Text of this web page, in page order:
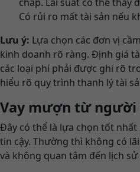
Có rủi ro mất tài sản nếu
Lưu ý: Lựa chọn các đơn vị
kinh doanh rõ ràng. Định giá
các loại phí phải được ghi rõ
hiểu rõ quy trình thanh lý tài
Vay mượn từ người
Đây có thể là lựa chọn tốt
tin cậy. Thường thì không có
và không quan tâm đến lịch sử